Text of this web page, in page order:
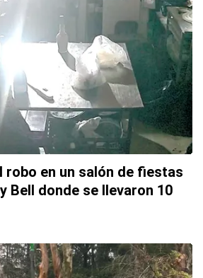
robo en un salón de fiestas
Bell donde se llevaron 10